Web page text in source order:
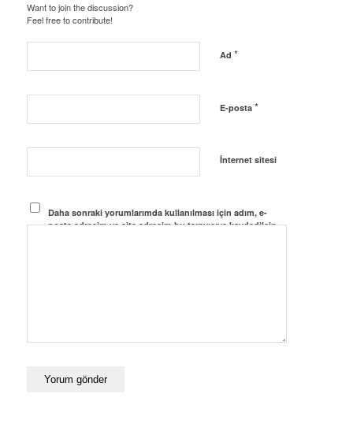
Want to join the discussion?
Feel free to contribute!
Ad *
E-posta *
İnternet sitesi
Daha sonraki yorumlarımda kullanılması için adım, e-
posta adresim ve site adresim bu tarayıcıya kaydedilsin.